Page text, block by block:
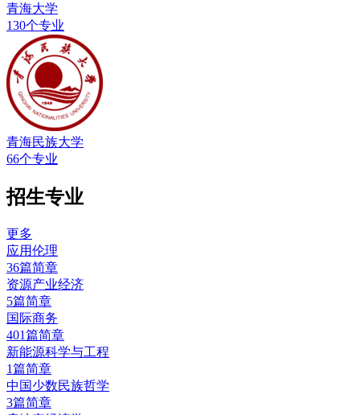
青海大学
130个专业
青海民族大学
66个专业
招生专业
更多
应用伦理
36篇简章
资源产业经济
5篇简章
国际商务
401篇简章
新能源科学与工程
1篇简章
中国少数民族哲学
3篇简章